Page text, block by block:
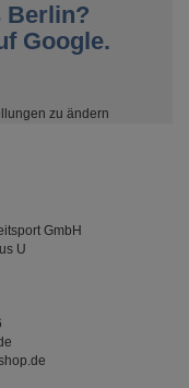
Berlin?
Google.
zu ändern
GmbH
U